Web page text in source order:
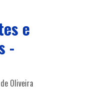
e
-
Oliveira